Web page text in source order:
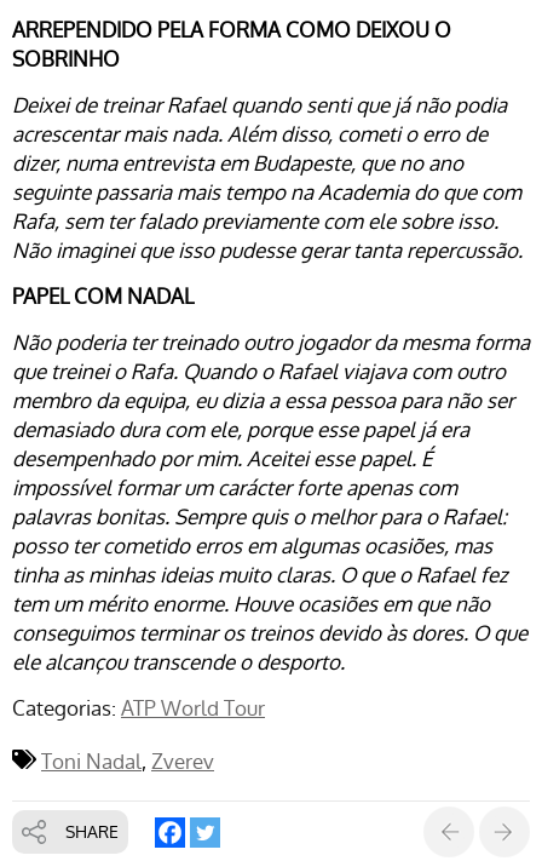
ARREPENDIDO PELA FORMA COMO DEIXOU O
SOBRINHO
Deixei de treinar Rafael quando senti que já não podia
acrescentar mais nada. Além disso, cometi o erro de
dizer, numa entrevista em Budapeste, que no ano
seguinte passaria mais tempo na Academia do que com
Rafa, sem ter falado previamente com ele sobre isso.
Não imaginei que isso pudesse gerar tanta repercussão.
PAPEL COM NADAL
Não poderia ter treinado outro jogador da mesma forma
que treinei o Rafa. Quando o Rafael viajava com outro
membro da equipa, eu dizia a essa pessoa para não ser
demasiado dura com ele, porque esse papel já era
desempenhado por mim. Aceitei esse papel. É
impossível formar um carácter forte apenas com
palavras bonitas. Sempre quis o melhor para o Rafael:
posso ter cometido erros em algumas ocasiões, mas
tinha as minhas ideias muito claras. O que o Rafael fez
tem um mérito enorme. Houve ocasiões em que não
conseguimos terminar os treinos devido às dores. O que
ele alcançou transcende o desporto.
Categorias: ATP World Tour
Toni Nadal Zverev
SHARE